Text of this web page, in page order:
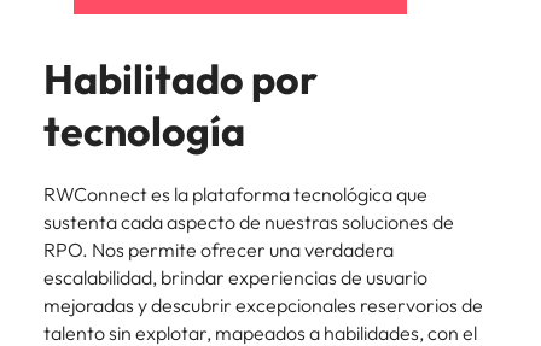
Habilitado por
tecnología
RWConnect es la plataforma tecnológica que
sustenta cada aspecto de nuestras soluciones de
RPO. Nos permite ofrecer una verdadera
escalabilidad, brindar experiencias de usuario
mejoradas y descubrir excepcionales reservorios de
talento sin explotar, mapeados a habilidades, con el